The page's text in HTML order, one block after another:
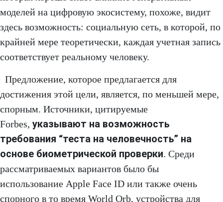
моделей на цифровую экосистему, похоже, видит
здесь возможность: социальную сеть, в которой, по
крайней мере теоретически, каждая учетная запись
соответствует реальному человеку.
Предложение, которое предлагается для
достижения этой цели, является, по меньшей мере,
спорным. Источники, цитируемые
Forbes, указывают на возможность
требования “теста на человечность” на
основе биометрической проверки. Среди
рассматриваемых вариантов было бы
использование Apple Face ID или также очень
спорного в то время World Orb, устройства для